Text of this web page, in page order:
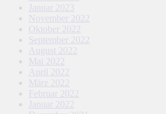
Januar 2023
November 2022
Oktober 2022
September 2022
August 2022
Mai 2022
April 2022
März 2022
Februar 2022
Januar 2022